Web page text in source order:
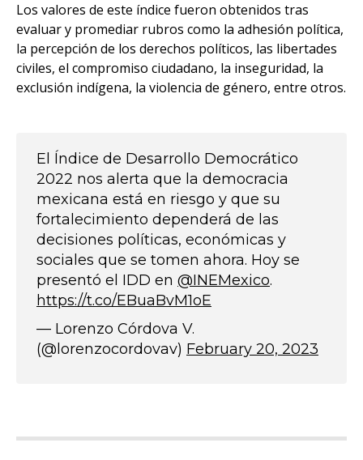
Los valores de este índice fueron obtenidos tras
evaluar y promediar rubros como la adhesión política,
la percepción de los derechos políticos, las libertades
civiles, el compromiso ciudadano, la inseguridad, la
exclusión indígena, la violencia de género, entre otros.
El Índice de Desarrollo Democrático
2022 nos alerta que la democracia
mexicana está en riesgo y que su
fortalecimiento dependerá de las
decisiones políticas, económicas y
sociales que se tomen ahora. Hoy se
presentó el IDD en @INEMexico.
https://t.co/EBuaBvM1oE
— Lorenzo Córdova V.
(@lorenzocordovav) February 20, 2023